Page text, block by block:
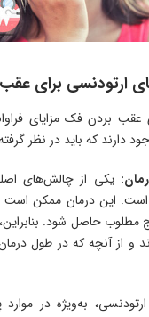
ارتودنسی برای
بردن فک مزایای
دارند که باید در نظر
یکی از چالش‌های
این درمان ممکن است
مطلوب حاصل شود. بنابراین،
و از آنچه که در طول
به‌ویژه در